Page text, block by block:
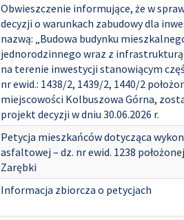
Obwieszczenie informujące, że w
decyzji o warunkach zabudowy dla
nazwą: „Budowa budynku
jednorodzinnego wraz z
na terenie inwestycji stanowiącym
nr ewid.: 1438/2, 1439/2, 1440/2
miejscowości Kolbuszowa Górna,
projekt decyzji w dniu 30.06.2026 r.
Petycja mieszkańców dotycząca
asfaltowej – dz. nr ewid. 1238
Zarębki
Informacja zbiorcza o petycjach